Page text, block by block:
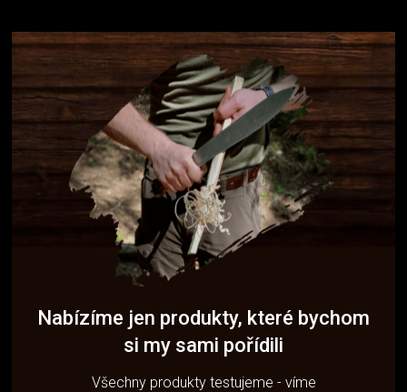
Nabízíme jen produkty, které bychom
si my sami pořídili
Všechny produkty testujeme - víme